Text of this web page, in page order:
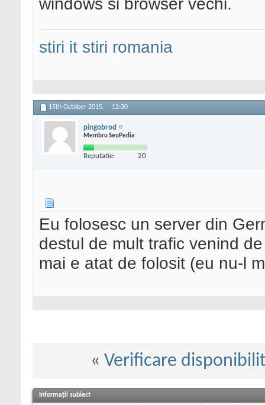
stiri it stiri romania
15th October 2015, 12:30
pingobrod
Membru SeoPedia
Reputatie: 20
Eu folosesc un server din
destul de mult trafic venind
mai e atat de folosit (eu nu-l
« Verificare
Informații subiect